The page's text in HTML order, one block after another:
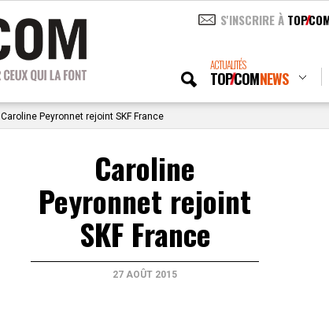
S'INSCRIRE À TOP
ACTUALITÉS
TOPCOMNEWS
Caroline Peyronnet rejoint SKF France
Caroline
Peyronnet rejoint
SKF France
27 AOÛT 2015